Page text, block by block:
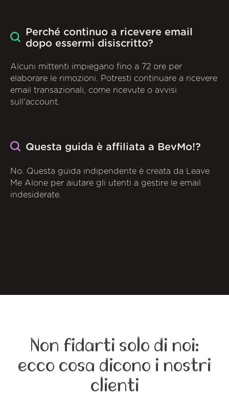
Perché continuo a ricevere email
dopo essermi disiscritto?
Alcuni mittenti impiegano fino a 72 ore per
elaborare le rimozioni. Potresti continuare a ricevere
email transazionali, come ricevute o avvisi
sull'account.
Questa guida è affiliata a BevMo!?
No. Questa guida indipendente è creata da Leave
Me Alone per aiutare gli utenti a gestire le email
indesiderate.
Non fidarti solo di noi:
ecco cosa dicono i nostri
clienti